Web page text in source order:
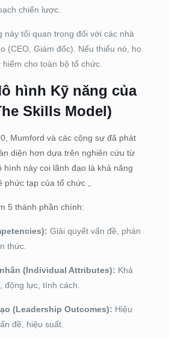
chiến lược.
này tối quan trọng đối với các nhà
(CEO, Giám đốc). Nếu thiếu nó, họ
hiểm cho toàn bộ tổ chức.
hình Kỹ năng của
Skills Model)
Mumford và các cộng sự đã phát
diện hơn dựa trên nghiên cứu từ
hình này coi lãnh đạo là khả năng
phức tạp của tổ chức
5 thành phần chính:
Giải quyết vấn đề, phán
thức.
(Individual Attributes): Khả
động lực, tính cách.
(Leadership Outcomes): Hiệu
đề, hiệu suất.